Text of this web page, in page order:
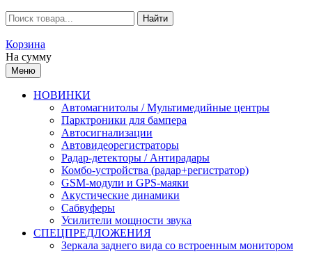
Найти
Корзина
На сумму
Меню
НОВИНКИ
Автомагнитолы / Мультимедийные центры
Парктроники для бампера
Автосигнализации
Автовидеорегистраторы
Радар-детекторы / Антирадары
Комбо-устройства (радар+регистратор)
GSM-модули и GPS-маяки
Акустические динамики
Сабвуферы
Усилители мощности звука
СПЕЦПРЕДЛОЖЕНИЯ
Зеркала заднего вида со встроенным монитором